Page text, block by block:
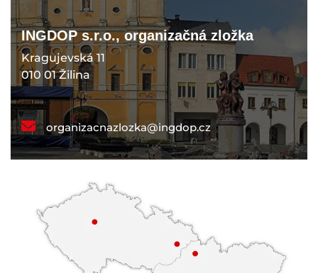
INGDOP s.r.o., organizačná zložka
Kragujevská 11
010 01 Žilina
organizacnazlozka@ingdop.cz